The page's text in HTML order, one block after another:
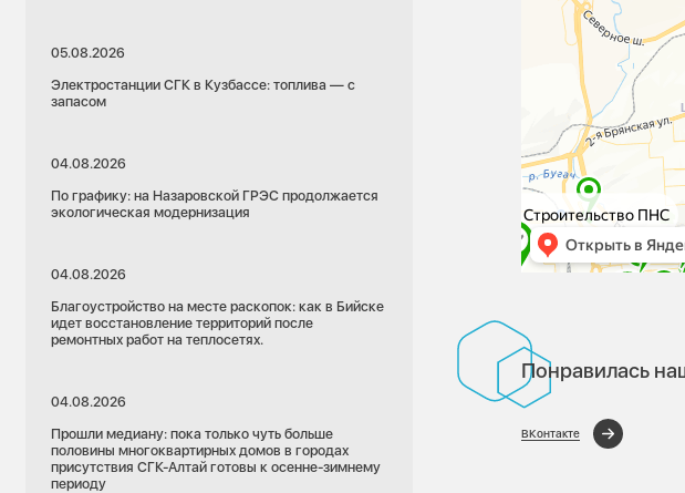
05.08.2026
Электростанции СГК в Кузбассе: топлива — с
запасом
04.08.2026
По графику: на Назаровской ГРЭС продолжается
экологическая модернизация
04.08.2026
Благоустройство на месте раскопок: как в Бийске
идет восстановление территорий после
ремонтных работ на теплосетях.
04.08.2026
Прошли медиану: пока только чуть больше
половины многоквартирных домов в городах
присутствия СГК-Алтай готовы к осенне-зимнему
периоду
Понравилась
ВКонтакте